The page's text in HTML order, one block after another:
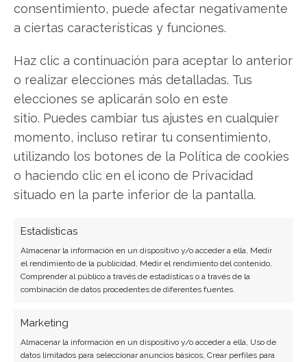
consentimiento, puede afectar negativamente
a ciertas características y funciones.
Haz clic a continuación para aceptar lo anterior
o realizar elecciones más detalladas. Tus
elecciones se aplicarán solo en este
sitio. Puedes cambiar tus ajustes en cualquier
momento, incluso retirar tu consentimiento,
utilizando los botones de la Política de cookies
o haciendo clic en el icono de Privacidad
situado en la parte inferior de la pantalla.
Estadísticas
Almacenar la información en un dispositivo y/o acceder a ella, Medir
el rendimiento de la publicidad, Medir el rendimiento del contenido,
Comprender al público a través de estadísticas o a través de la
combinación de datos procedentes de diferentes fuentes.
Marketing
Almacenar la información en un dispositivo y/o acceder a ella, Uso de
datos limitados para seleccionar anuncios básicos, Crear perfiles para
Ocugen
Compartir este artículo
Twitter
Facebook
Copiar enlace